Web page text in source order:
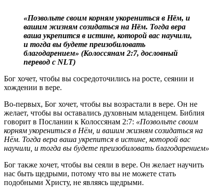
«Позвольте своим корням укорениться в Нём, и
вашим жизням созидаться на Нём. Тогда вера
ваша укрепится в истине, которой вас научили,
и тогда вы будете преизобиловать
благодарением» (Колоссянам 2:7, дословный
перевод с NLT)
Бог хочет, чтобы вы сосредоточились на росте, сеянии и
хождении в вере.
Во-первых, Бог хочет, чтобы вы возрастали в вере. Он не
желает, чтобы вы оставались духовным младенцем. Библия
говорит в Послании к Колоссянам 2:7: «Позвольте своим
корням укорениться в Нём, и вашим жизням созидаться на
Нём. Тогда вера ваша укрепится в истине, которой вас
научили, и тогда вы будете преизобиловать благодарением»
Бог также хочет, чтобы вы сеяли в вере. Он желает научить
нас быть щедрыми, потому что вы не можете стать
подобными Христу, не являясь щедрыми.